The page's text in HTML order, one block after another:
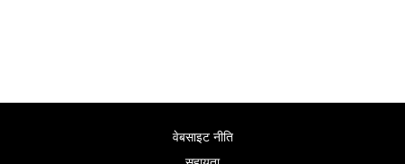
वेबसाइट नीति